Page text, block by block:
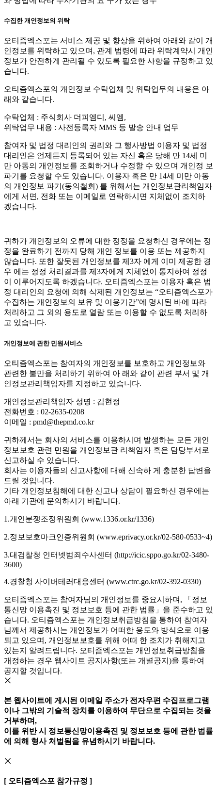
수집한 개인정보의 위탁
오티즘엑스포는 서비스 제공 및 향상을 위하여 아래와 같이 개
인정보를 위탁하고 있으며, 관계 법령에 따라 위탁계약시 개인
정보가 안전하게 관리될 수 있도록 필요한 사항을 규정하고 있
습니다.
오티즘엑스포의 개인정보 수탁업체 및 위탁업무의 내용은 아
래와 같습니다.
수탁업체 : 주식회사 더피엠디, 씨엠,
위탁업무 내용 : 사전등록자 MMS 등 발송 안내 업무
참여자 및 법정 대리인의 권리와 그 행사방법 이용자 및 법정
대리인은 언제든지 등록되어 있는 자신 혹은 당해 만 14세 미
만 아동의 개인정보를 조회하거나 수정할 수 있으며 개인정 보
파기를 요청할 수도 있습니다. 이용자 혹은 만 14세 미만 아동
의 개인정보 파기(동의철회) 를 위해서는 개인정보관리책임자
에게 서면, 전화 또는 이메일로 연락하시면 지체없이 조치하
겠습니다.
귀하가 개인정보의 오류에 대한 정정을 요청하신 경우에는 정
정을 완료하기 전까지 당해 개인 정보를 이용 또는 제공하지
않습니다. 또한 잘못된 개인정보를 제3자 에게 이미 제공한 경
우 에는 정정 처리결과를 제3자에게 지체없이 통지하여 정정
이 이루어지도록 하겠습니다. 오티즘엑스포는 이용자 혹은 법
정 대리인의 요청에 의해 삭제된 개인정보는 “오티즘엑스포가
수집하는 개인정보의 보유 및 이용기간”에 명시된 바에 따라
처리하고 그 외의 용도로 열람 또는 이용할 수 없도록 처리하
고 있습니다.
개인정보에 관한 민원서비스
오티즘엑스포는 참여자의 개인정보를 보호하고 개인정보와
관련한 불만을 처리하기 위하여 아 래와 같이 관련 부서 및 개
인정보관리책임자를 지정하고 있습니다.
개인정보관리책임자 성명 : 김현정
전화번호 : 02-2635-0208
이메일 : pmd@thepmd.co.kr
귀하께서는 회사의 서비스를 이용하시며 발생하는 모든 개인
정보보호 관련 민원을 개인정보관 리책임자 혹은 담당부서로
신고하실 수 있습니다.
회사는 이용자들의 신고사항에 대해 신속하 게 충분한 답변을
드릴 것입니다.
기타 개인정보침해에 대한 신고나 상담이 필요하신 경우에는
아래 기관에 문의하시기 바랍니다.
1.개인분쟁조정위원회 (www.1336.or.kr/1336)
2.정보보호마크인증위원회 (www.eprivacy.or.kr/02-580-0533~4)
3.대검찰청 인터넷범죄수사센터 (http://icic.sppo.go.kr/02-3480-
3600)
4.경찰청 사이버테러대응센터 (www.ctrc.go.kr/02-392-0330)
오티즘엑스포는 참여자님의 개인정보를 중요시하며, 「정보
통신망 이용촉진 및 정보보호 등에 관한 법률」을 준수하고 있
습니다. 오티즘엑스포는 개인정보취급방침을 통하여 참여자
님께서 제공하시는 개인정보가 어떠한 용도와 방식으로 이용
되고 있으며, 개인정보보호를 위해 어떠 한 조치가 취해지고
있는지 알려드립니다. 오티즘엑스포는 개인정보취급방침을
개정하는 경우 웹사이트 공지사항(또는 개별공지)을 통하여
공지할 것입니다.
본 웹사이트에 게시된 이메일 주소가 전자우편 수집프로그램
이나 그밖의 기술적 장치를 이용하여 무단으로 수집되는 것을
거부하며,
이를 위반 시 정보통신망이용촉진 및 정보보호 등에 관한 법률
에 의해 형사 처벌됨을 유념하시기 바랍니다.
[ 오티즘엑스포 참가규정 ]